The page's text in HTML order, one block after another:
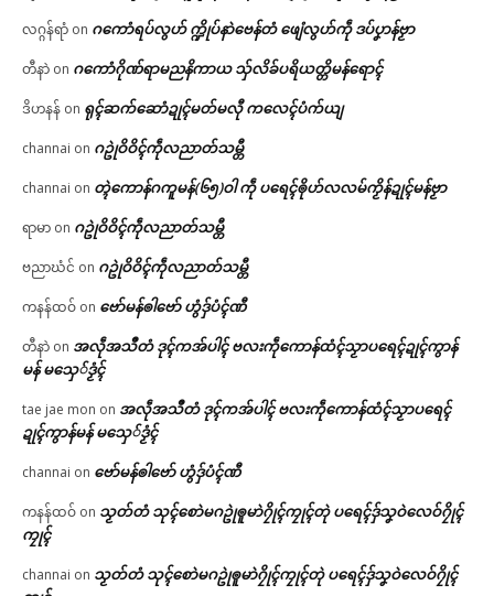
လဂ္ဂန်ရာံ on ဂကောံရပ်လွဟ် က္ဍိုပ်နာဲဗေန်တံ ဖျေံလွဟ်ကဵု ဒပ်ပၞာန်ဗၟာ
တီနာဲ on ဂကောံဂိုဏ်ရာမညနိကာယ သှ်လိခ်ပရိယတ္တိမန်ရောၚ်
ဒိဟနန် on ရုၚ်ဆက်ဆောံဍုၚ်မတ်မလီု ကလေၚ်ပံက်ယျ
channai on ဂဥုဲဝိဝိၚ်ကဵုလညာတ်သမ္တီ
channai on တ္ၚဲကောန်ဂကူမန်(၆၅)ဝါ ကဵု ပရေၚ်ၜိုဟ်လလမ်ကၟိန်ဍုၚ်မန်ဗၟာ
ရာမာ on ဂဥုဲဝိဝိၚ်ကဵုလညာတ်သမ္တီ
ဗညာဃံင် on ဂဥုဲဝိဝိၚ်ကဵုလညာတ်သမ္တီ
ကနန်ထဝ် on ဗော်မန်ၜါဗော် ဟွံဒှ်ပံၚ်ဏီ
တီနာဲ on အလဵုအသဳတံ ဒုၚ်ကအ်ပါၚ် ဗလးကဵုကောန်ထံၚ်သၟာပရေၚ်ဍုၚ်ကွာန်
မန် မသှေ်ဒၟံၚ်
tae jae mon on အလဵုအသဳတံ ဒုၚ်ကအ်ပါၚ် ဗလးကဵုကောန်ထံၚ်သၟာပရေၚ်
ဍုၚ်ကွာန်မန် မသှေ်ဒၟံၚ်
channai on ဗော်မန်ၜါဗော် ဟွံဒှ်ပံၚ်ဏီ
ကနန်ထဝ် on သၟတ်တံ သုၚ်စောဲမဂဥုဲၜူမာဲဂၠိုၚ်ကၠုၚ်တုဲ ပရေၚ်ဒှ်သၞဝဲလေဝ်ဂၠိုၚ်
ကၠုၚ်
channai on သၟတ်တံ သုၚ်စောဲမဂဥုဲၜူမာဲဂၠိုၚ်ကၠုၚ်တုဲ ပရေၚ်ဒှ်သၞဝဲလေဝ်ဂၠိုၚ်